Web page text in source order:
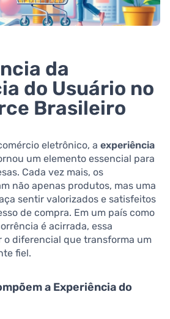
da
do Usuário no
Brasileiro
eletrônico, a experiência
um elemento essencial para
Cada vez mais, os
não apenas produtos, mas uma
sentir valorizados e satisfeitos
de compra. Em um país como
é acirrada, essa
o diferencial que transforma um
fiel.
a Experiência do